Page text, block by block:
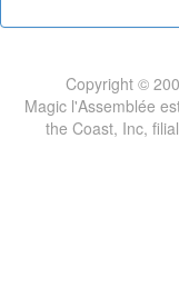
Copyright ©
Magic l'Assemblée
the Coast, Inc,